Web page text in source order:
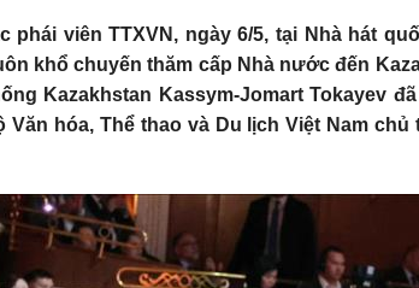
phái viên TTXVN, ngày 6/5, tại Nhà hát
khổ chuyến thăm cấp Nhà nước đến
Kazakhstan Kassym-Jomart Tokayev
Văn hóa, Thể thao và Du lịch Việt Nam